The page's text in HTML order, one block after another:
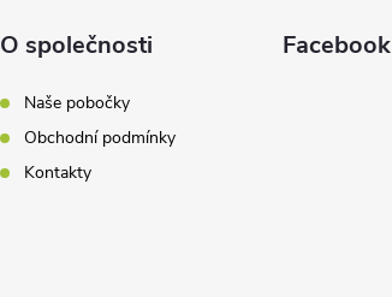
O společnosti
Naše pobočky
Obchodní podmínky
Kontakty
Facebook